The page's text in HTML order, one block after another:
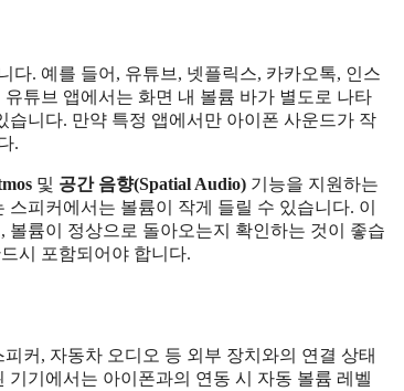
다. 예를 들어, 유튜브, 넷플릭스, 카카오톡, 인스
튜브 앱에서는 화면 내 볼륨 바가 별도로 나타
니다. 만약 특정 앱에서만 아이폰 사운드가 작
.
및 공간 음향(Spatial Audio) 기능을 지원하는
피커에서는 볼륨이 작게 들릴 수 있습니다. 이
륨이 정상으로 돌아오는지 확인하는 것이 좋습
시 포함되어야 합니다.
커, 자동차 오디오 등 외부 장치와의 연결 상태
기기에서는 아이폰과의 연동 시 자동 볼륨 레벨